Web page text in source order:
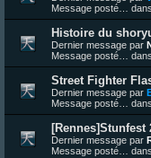
Message posté… dans
Histoire du
Dernier message par
Message posté… dans
Street Fighter
Dernier message par
Message posté… dans
[Rennes]Stunfest
Dernier message par
Message posté… dans